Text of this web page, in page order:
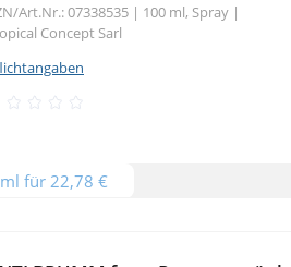
Art.Nr.: 07338535 | 100 ml, Spray |
Concept Sarl
für 22,78 €